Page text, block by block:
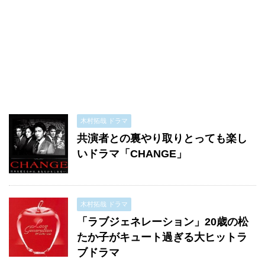
木村拓哉 ドラマ
共演者との裏やり取りとっても楽し
いドラマ「CHANGE」
木村拓哉 ドラマ
「ラブジェネレーション」20歳の松
たか子がキュート過ぎる大ヒットラ
ブドラマ